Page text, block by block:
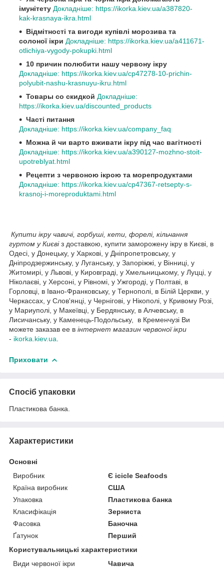
імунітету Докладніше: https://ikorka.kiev.ua/a387820-
kak-krasnaya-ikra.html
Відмітності та вигоди купівлі морозива та
солоної ікри Докладніше: https://ikorka.kiev.ua/a411671-
otlichiya-vygody-pokupki.html
10 причин полюбити нашу червону ікру
Докладніше: https://ikorka.kiev.ua/cp47278-10-prichin-
polyubit-nashu-krasnuyu-ikru.html
Товары со скидкой Докладніше:
https://ikorka.kiev.ua/discounted_products
Часті питання
Докладніше: https://ikorka.kiev.ua/company_faq
Можна й чи варто вживати ікру під час вагітності
Докладніше: https://ikorka.kiev.ua/a390127-mozhno-stoit-
upotreblyat.html
Рецепти з червоною ікрою та морепродуктами
Докладніше: https://ikorka.kiev.ua/cp47367-retsepty-s-
krasnoj-i-moreproduktami.html
Купити ікру чавичі, горбуші, кети, форелі, кільчання
гуртом у Києвіз доставкою, купити заморожену ікру в Києві, в
Одесі, у Донецьку, у Харкові, у Дніпропетровську, у
Дніпродзержинську, у Луганську, у Запоріжжі, у Вінниці, у
Житомирі, у Львові, у Кировграді, у Хмельницькому, у Луцці, у
Ніколаєві, у Херсоні, у Рівномі, у Ужгороді, у Полтаві, в
Горловці, в Івано-Франковську, у Тернополі, в Білій Церкви, у
Черкассах, у Слов'янці, у Чернігові, у Нікополі, у Кривому Розі,
у Мариуполі, у Макеївці, у Бердянську, в Алчевську, в
Лисичанську, у Каменець-Подольську, в Кременчузі Ви
можете заказав ее в інтернет магазин червоної ікри
- ikorka.kiev.ua
Приховати
Спосіб упаковки
Пластикова банка.
Характеристики
Основні
Виробник
Є icicle Seafoods
Країна виробник
США
Упаковка
Пластикова банка
Класифікація
Зерниста
Фасовка
Баночна
Ґатунок
Перший
Користувальницькі характеристики
Види червоної ікри
Чавича